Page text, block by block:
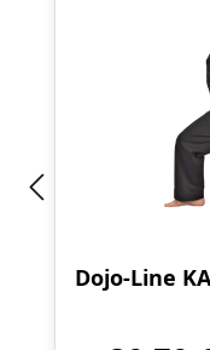
Dojo-Line